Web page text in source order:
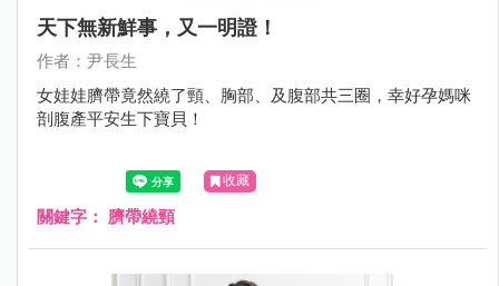
天下無新鮮事，又一明證！
作者：尹長生
女娃娃臍帶竟然繞了頸、胸部、及腹部共三圈，幸好孕媽咪
剖腹產平安生下寶貝！
收藏
關鍵字： 臍帶繞頸